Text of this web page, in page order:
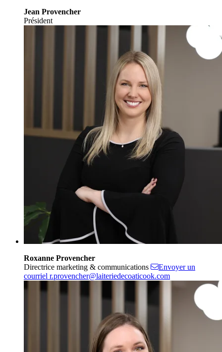
Jean Provencher
Président
Roxanne Provencher
Directrice marketing & communications
Envoyer un
courriel r.provencher@laiteriedecoaticook.com